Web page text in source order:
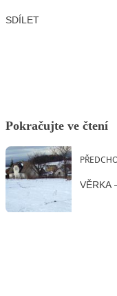
SDÍLET
Pokračujte ve čtení
VĚRKA